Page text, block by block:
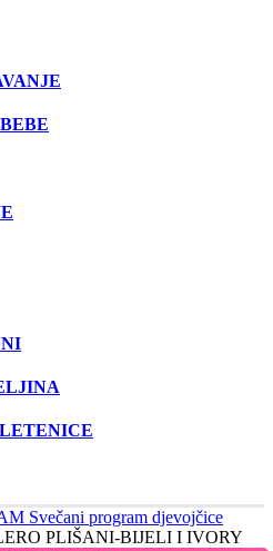
Svečani program djevojčice
PLIŠANI-BIJELI I IVORY